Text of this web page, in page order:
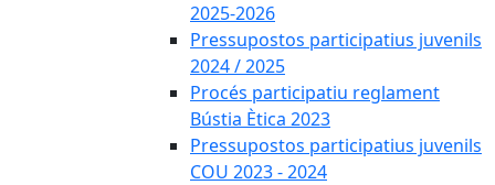
2025-2026
Pressupostos participatius juvenils
2024 / 2025
Procés participatiu reglament
Bústia Ètica 2023
Pressupostos participatius juvenils
COU 2023 - 2024